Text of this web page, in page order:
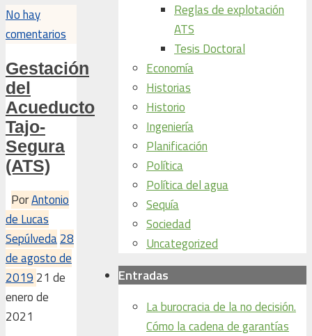
No hay
comentarios
Gestación
del
Acueducto
Tajo-
Segura
(ATS)
PorAntonio
de Lucas
Sepúlveda28
de agosto de
2019 21 de
enero de
2021
Reglas de explotación
ATS
Tesis Doctoral
Economía
Historias
Historio
Ingeniería
Planificación
Política
Política del agua
Sequía
Sociedad
Uncategorized
Entradas
La burocracia de la no decisión.
Cómo la cadena de garantías